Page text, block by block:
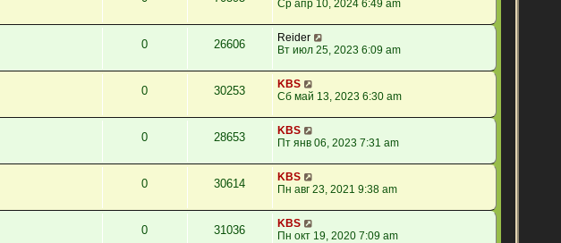
Ср апр 10, 2024 6:49 am
0 26606
Reider
Вт июл 25, 2023 6:09 am
0 30253
KBS
Сб май 13, 2023 6:30 am
0 28653
KBS
Пт янв 06, 2023 7:31 am
0 30614
KBS
Пн авг 23, 2021 9:38 am
0 31036
KBS
Пн окт 19, 2020 7:09 am